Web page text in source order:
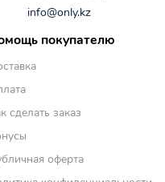
info@only.kz
покупателю
сделать заказ
оферта